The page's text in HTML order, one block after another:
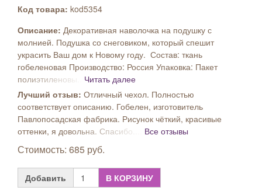
Код товара: kod5354
Описание: Декоративная наволочка на подушку с
молнией. Подушка со снеговиком, который спешит
украсить Ваш дом к Новому году. Состав: ткань
гобеленовая Производство: Россия Упаковка: Пакет
полиэтиленовы... Читать далее
Лучший отзыв: Отличный чехол. Полностью
соответствует описанию. Гобелен, изготовитель
Павлопосадская фабрика. Рисунок чёткий, красивые
оттенки, я довольна. Спасибо.... Все отзывы
Стоимость: 685 руб.
Добавить В КОРЗИНУ